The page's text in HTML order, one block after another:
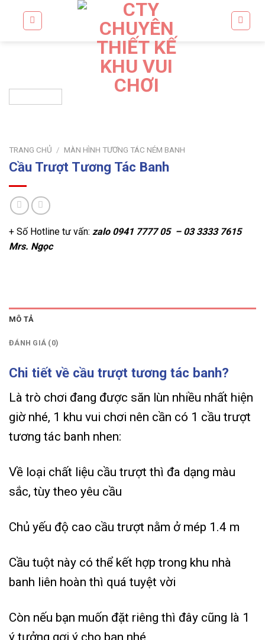
TRANG CHỦ / MÀN HÌNH TƯƠNG TÁC NÉM BANH
Cầu Trượt Tương Tác Banh
+ Số Hotline tư vấn: zalo 0941 7777 05 – 03 3333 7615
Mrs. Ngọc
MÔ TẢ
ĐÁNH GIÁ (0)
Chi tiết về cầu trượt tương tác banh?
Là trò chơi đang được săn lùn nhiều nhất hiện
giờ nhé, 1 khu vui chơi nên cần có 1 cầu trượt
tương tác banh nhen:
Về loại chất liệu cầu trượt thì đa dạng màu
sắc, tùy theo yêu cầu
Chủ yếu độ cao cầu trượt nằm ở mép 1.4 m
Cầu tuột này có thể kết hợp trong khu nhà
banh liên hoàn thì quá tuyệt vời
Còn nếu bạn muốn đặt riêng thì đây cũng là 1